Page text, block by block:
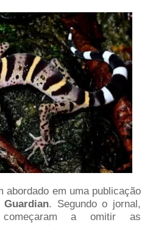
abordado em uma publicação
. Segundo o jornal,
começaram a omitir as